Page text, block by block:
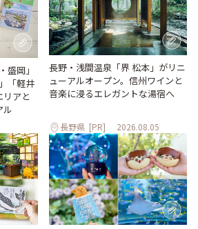
盛岡」
「軽井
アと
ル
長野・浅間温泉「界 松本」がリニ
ューアルオープン。信州ワインと
音楽に浸るエレガントな湯宿へ
長野県 [PR] 2026.08.05